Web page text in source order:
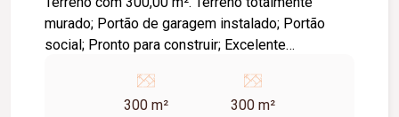
murado; Portão de garagem instalado; Portão
social; Pronto para construir; Excelente
Próximo a comércios, escolas e diversos
300 m² 300 m²